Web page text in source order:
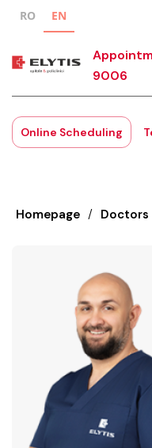
RO EN
9006
Online Scheduling
Homepage / Doctors